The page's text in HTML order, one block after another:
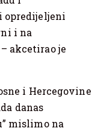
opredijeljeni
i na
akcetirao je
i Hercegovine
danas
mislimo na